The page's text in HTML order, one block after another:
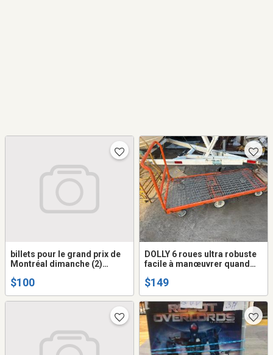
billets pour le grand prix de
Montréal dimanche (2)
générale
$100
DOLLY 6 roues ultra robuste
facile à manœuvrer quand
toute surface aubaine 149$
ça paye pas les roues qu'on a
mit dessus un
$149